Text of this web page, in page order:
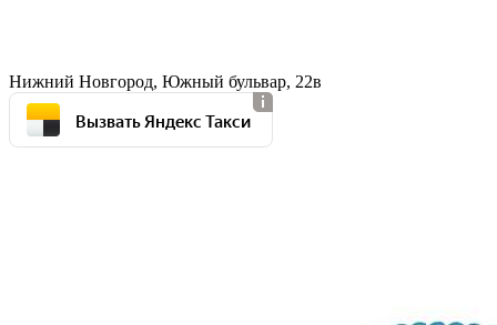
Нижний Новгород, Южный бульвар, 22в
Вызвать Яндекс Такси